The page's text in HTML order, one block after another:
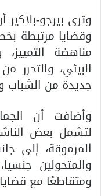
وترى بيرجو-
وقضايا مرتبطة
مناهضة التمييز،
البيئي، والتحرر
جديدة من الشباب
وأضافت أن
لتشمل بعض
المرموقة، إلى
والمتحولين
ومتقاطعًا مع